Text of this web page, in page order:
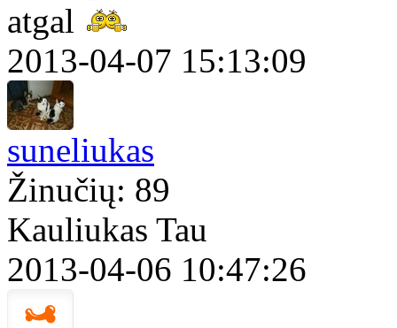
atgal
2013-04-07 15:13:09
suneliukas
Žinučių: 89
Kauliukas Tau
2013-04-06 10:47:26